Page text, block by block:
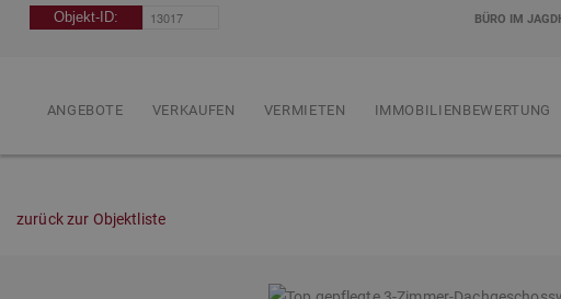
BÜRO IM
ANGEBOTE VERKAUFEN VERMIETEN IMMOBILIENBEWERTUNG
zurück zur Objektliste